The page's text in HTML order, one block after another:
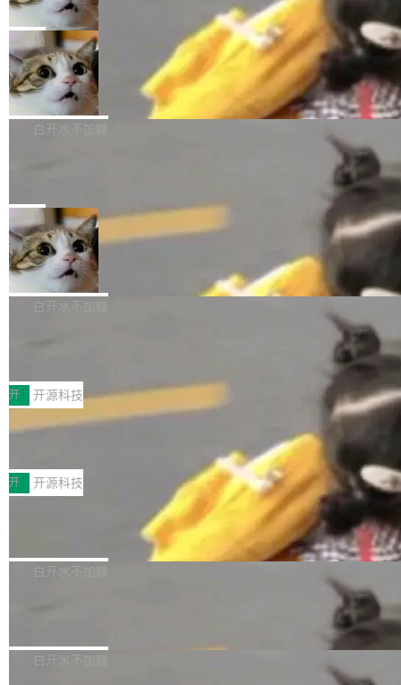
1，U1.5-Lite-Preview 在以下方向上带来了显著
提升： 原生支持4K图像生成； 更精细的局部纹
理、细节与真实世界质感； 更准确的中英文文字
生成与复杂版式组织； 更稳定的图...
tl 是一个 Ubuntu 专有的包，它和它的依赖项都
是 Ubuntu 专有的，不会用在其他发行版上。」
所以 deb 版本的受众实际上为零。既然只有 Ub
untu 用户在用，那用 snap 打包就没什么可纠结
的。 从 deb 到 snap 的迁移路径 hwctl 是 rust-
hwlib 硬件 API 库的一部分，命令行工具负责查
只为金钱，不为使命
顶级 AI 研究员在两家公司之间来回跳，中间只
隔了几天。 Lilian Weng 上周刚宣布因健康原因
离开 Thinking Machines Lab，说自己作为联合
创始人的角色「太累了」。几天后，The Inform
ation 就曝出她将重回 OpenAI，负责递归自我
改进方向的研究。她是 Thinking Machines 过
一在人才争夺战中失血的公司。六月，Google
连失两员大将：Noam Shazeer 去了 Op...
局
FFmpeg 9.0 发布
FFmpeg 9.0 现已发布，包含多项改进。官方更
新日志列出的 9.0 版本主要更新内容如下： 扩
er HE-AAC 960 解码 (DAB+) transpose_cuda
filter 添加 AMF Frame Rate Converter (vf_frc
_amf) filter SMPTE 2094-50 元数据支持和直
通 ProRes RAW VideoToolbox 硬件加速器 AP
V ...
白开水不加糖
Code 在 X 上发帖：「DeepSeek Flash did 8T
tokens on August 1st. 5T of free usage + 3T
on OpenCode Go.」79.8 万次浏览，连带着 #
DeepSeek一天消耗了8万亿# 上了微博热搜——
注意这是 OpenCode 一家的消耗。 OpenCode
不完。」5T 来自免费额度，3T 来自 Go...
局
NetBSD 11.0 正式发布
NetBSD 11.0 现已正式发布，这是 NetBSD 操
作系统的第十八个主要版本。 自 NetBSD 10.1
ve JH71XX 的设备，例如 VisionFive 2、PINE
64 STAR64，以及 QEMU。 增强了对 POSIX.1
-2024 和 C23 编程接口标准的兼容性。 compat
_linux(8) 增强了对 Linux 系统调用的支持，包
括 epoll（围绕 kqueue 实现）、POSIX 消息队
列、...
白开水不加糖
案
享会在上海举办。鸿蒙生态的全场景智慧营销平
台鲸鸿动能协同华为游戏中心，面向游戏行业开
发者及生态伙伴，系统呈现了平台在游戏领域的
完整能力版图——从IAP高价值用户的全周期经
营、到IAA游戏的“买变一体”正循环、再到联运与
广告协同的全链路经营闭环，以及面向全球市场
的出海增长布局。 华为终端云业务商业化销售负
责人在开场致辞中表示，游戏开发者的核心诉求
已不再是“多一个投放渠道”，而是一套能够持续
高质量游戏...
开 开源科技
技嘉X3D系列再添新成员 B850 AORU
面向AMD Ryzen X3D处理器玩家，技嘉X3D系
列主板阵容迎来新成员——B850 AORUS ELITE
X3D。作为面向主流高性能平台打造的全新主板
产品，B850 AORUS ELITE X3D延续技嘉在X3
D平台优化上的技术积累，旨在为游戏玩家带来
更稳定、更高效的装机选择。 B850 AORUS ELI
式2.0，可根据不同使用场景释放处理器潜力，
开 开源科技
Zadig v5.0 发布：AI 发布专员与 AI 审
我们团队这几天最大的卡点不是 AI 写得不够
好，是 AI 写得太好了。 好到审查排期从两天的
过 1528 名开发者，85% 说 AI 把瓶颈从写代码
白开水不加糖
数据库，有一个图形后端。作为一个原生的 Gra
白开水不加糖